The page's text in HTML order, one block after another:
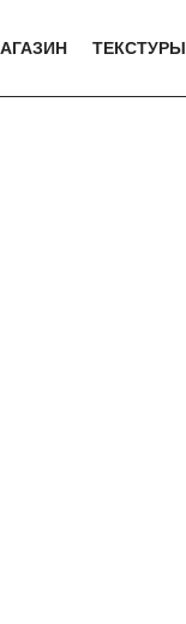
ТЕКСТУРЫ